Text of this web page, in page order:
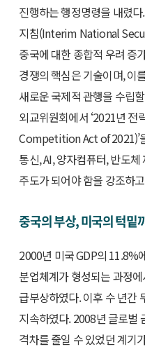
진행하는 행정명령을 내렸다.
지침(Interim National
중국에 대한 종합적 우려 증
경쟁의 핵심은 기술이며, 이
새로운 국제적 관행을 수립
외교위원회에서 ‘2021년
Competition Act of 2021)’
통신, AI, 양자컴퓨터, 반도
주도가 되어야 함을 강조하
중국의 부상, 미국의 턱밑
2000년 미국 GDP의 11.8%
분업체계가 형성되는 과정
급부상하였다. 이후 수 년간
지속하였다. 2008년 글로벌
격차를 줄일 수 있었던 계기